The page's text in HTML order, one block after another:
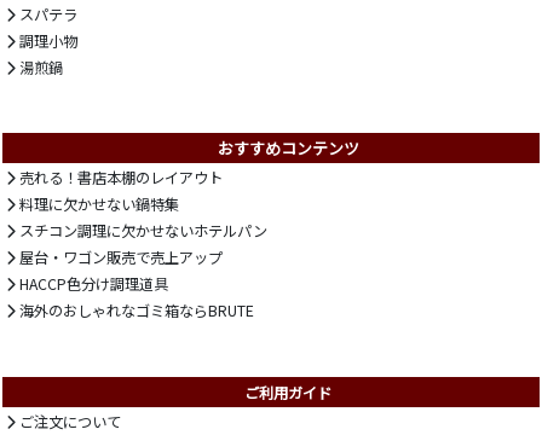
スパテラ
調理小物
湯煎鍋
おすすめコンテンツ
売れる！書店本棚のレイアウト
料理に欠かせない鍋特集
スチコン調理に欠かせないホテルパン
屋台・ワゴン販売で売上アップ
HACCP色分け調理道具
海外のおしゃれなゴミ箱ならBRUTE
ご利用ガイド
ご注文について